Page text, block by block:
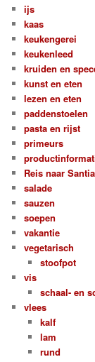
ijs
kaas
keukengerei
keukenleed
kruiden en
kunst en eten
lezen en eten
paddenstoelen
pasta en rijst
primeurs
Reis naar
salade
sauzen
soepen
vakantie
vegetarisch
stoofpot
vis
schaal- en
vlees
kalf
lam
rund